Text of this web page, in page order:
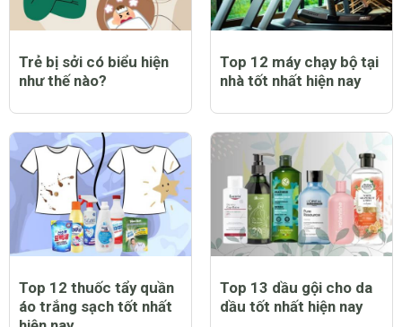
Trẻ bị sởi có biểu hiện
như thế nào?
Top 12 máy chạy bộ tại
nhà tốt nhất hiện nay